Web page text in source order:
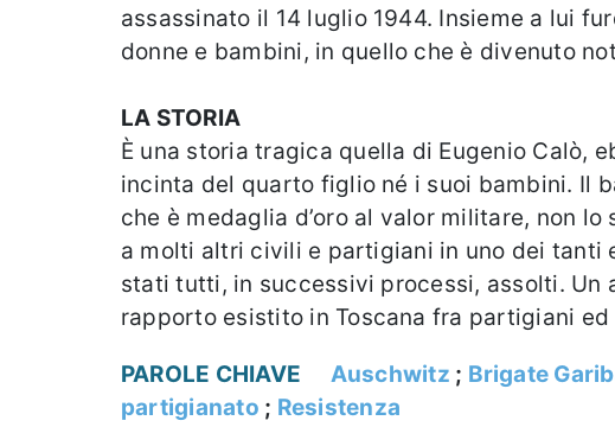
assassinato il 14 luglio 1944. Insieme a lui
donne e bambini, in quello che è divenuto
LA STORIA
È una storia tragica quella di Eugenio Calò,
incinta del quarto figlio né i suoi bambini. Il
che è medaglia d’oro al valor militare, non
a molti altri civili e partigiani in uno dei tanti
stati tutti, in successivi processi, assolti.
rapporto esistito in Toscana fra partigiani ed
PAROLE CHIAVE Auschwitz ; Brigate
partigianato ; Resistenza